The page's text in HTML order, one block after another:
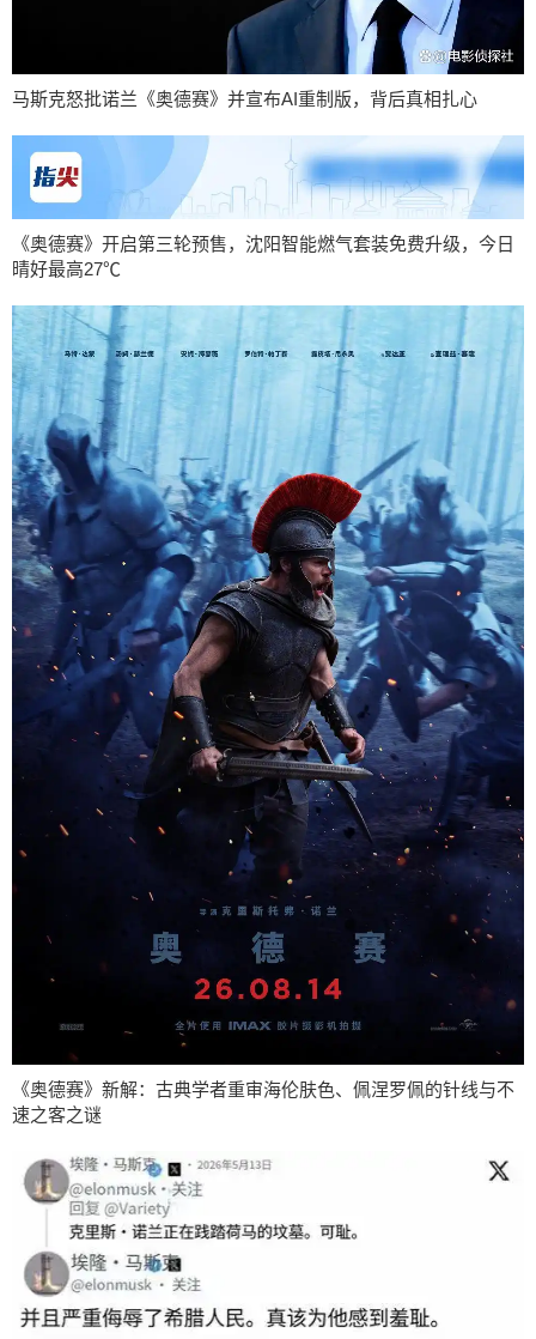
马斯克怒批诺兰《奥德赛》并宣布AI重制版，背后真相扎心
《奥德赛》开启第三轮预售，沈阳智能燃气套装免费升级，今日
晴好最高27℃
《奥德赛》新解：古典学者重审海伦肤色、佩涅罗佩的针线与不
速之客之谜